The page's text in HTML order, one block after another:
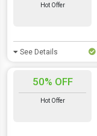
Hot Offer
See Details
50% OFF
Hot Offer